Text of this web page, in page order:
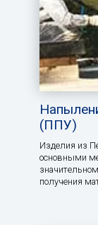
(ППУ)
Изделия из
основными
получения